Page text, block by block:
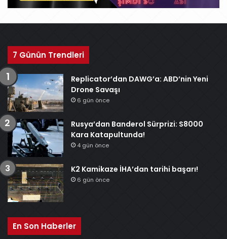
7 Günün Trendleri
Replicator’dan DAWG’a: ABD’nin Yeni
Drone Savaşı
6 gün önce
Rusya’dan Banderol Sürprizi: S8000
Kara Katapultunda!
4 gün önce
K2 Kamikaze İHA’dan tarihi başarı!
6 gün önce
En Son Haberler